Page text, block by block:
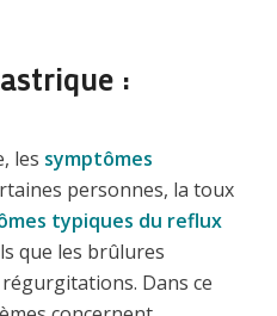
:
les symptômes
personnes, la toux
typiques du reflux
que les brûlures
Dans ce